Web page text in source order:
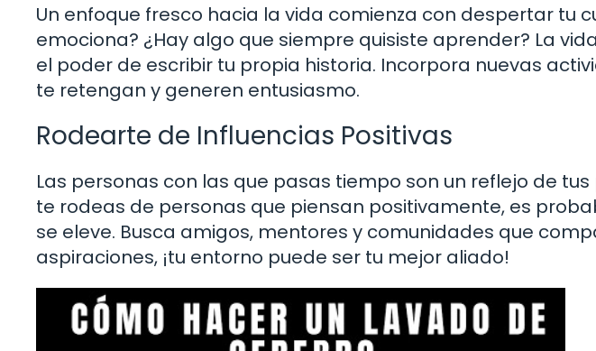
Un enfoque fresco hacia la vida comienza con despertar tu
emociona? ¿Hay algo que siempre quisiste aprender? La
el poder de escribir tu propia historia. Incorpora nuevas
te retengan y generen entusiasmo.
Rodearte de Influencias Positivas
Las personas con las que pasas tiempo son un reflejo de
te rodeas de personas que piensan positivamente, es
se eleve. Busca amigos, mentores y comunidades que
aspiraciones, ¡tu entorno puede ser tu mejor aliado!